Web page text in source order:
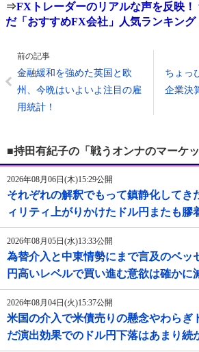
⇒FXトレーダーのリアルな声を反映
だ「おすすめFX会社」人気ランキング
前の記事
金融緩和を強めた英国と欧
州、今晩はいよいよ注目の雇
用統計！
ちょっ
企業決
■持田有紀子の「戦うオンナのマーケ
2026年08月06日(木)15:29公開
それぞれの解釈でもって鎮静化してき
ィリティ上がりかけたドル円またも膠
2026年08月05日(水)13:33公開
為替介入と中東情勢にまで言及のベッ
円高いレベルで買い進む意欲は確かに
2026年08月04日(火)15:37公開
米国の介入で米債売りの懸念やわらぎ
だ演出効果でのドル円下落はあまり続